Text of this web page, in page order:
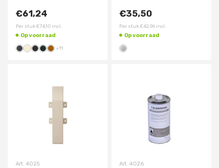
€61,24
Per stuk€74,10 incl.
Op voorraad
+11
€35,50
Per stuk€42,96 incl.
Op voorraad
Art. 4025 Art. 4026